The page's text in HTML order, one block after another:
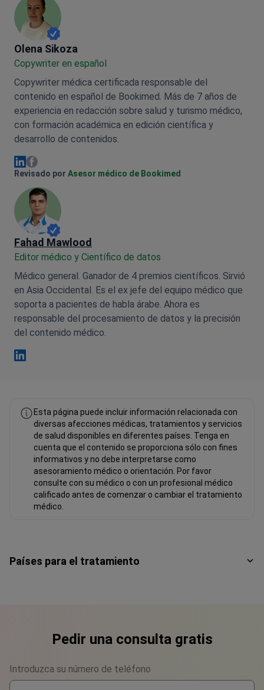
Olena Sikoza
Olena Sikoza
Сopywriter en español
Copywriter médica certificada responsable del
contenido en español de Bookimed. Más de 7 años de
experiencia en redacción sobre salud y turismo médico,
con formación académica en edición científica y
desarrollo de contenidos.
Olena Sikoza Linkedin
Olena Sikoza Facebook
Revisado por Asesor médico de Bookimed
Fahad Mawlood
Editor médico y Científico de datos
Médico general. Ganador de 4 premios científicos. Sirvió
en Asia Occidental. Es el ex jefe del equipo médico que
soporta a pacientes de habla árabe. Ahora es
responsable del procesamiento de datos y la precisión
del contenido médico.
Esta página puede incluir información relacionada con
diversas afecciones médicas, tratamientos y servicios
de salud disponibles en diferentes países. Tenga en
cuenta que el contenido se proporciona sólo con fines
informativos y no debe interpretarse como
asesoramiento médico o orientación. Por favor
consulte con su médico o con un profesional médico
calificado antes de comenzar o cambiar el tratamiento
médico.
Países para el tratamiento
Pedir una consulta gratis
Introduzca su número de teléfono